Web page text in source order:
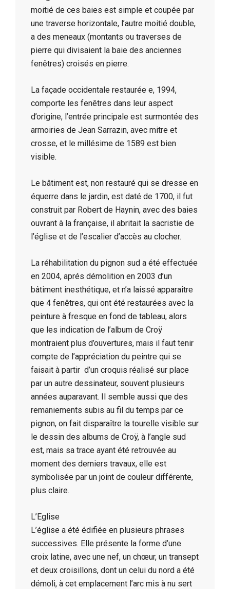
moitié de ces baies est simple et coupée par
une traverse horizontale, l’autre moitié double,
a des meneaux (montants ou traverses de
pierre qui divisaient la baie des anciennes
fenêtres) croisés en pierre.
La façade occidentale restaurée e, 1994,
comporte les fenêtres dans leur aspect
d’origine, l’entrée principale est surmontée des
armoiries de Jean Sarrazin, avec mitre et
crosse, et le millésime de 1589 est bien
visible.
Le bâtiment est, non restauré qui se dresse en
équerre dans le jardin, est daté de 1700, il fut
construit par Robert de Haynin, avec des baies
ouvrant à la française, il abritait la sacristie de
l’église et de l’escalier d’accès au clocher.
La réhabilitation du pignon sud a été effectuée
en 2004, aprés démolition en 2003 d’un
bâtiment inesthétique, et n’a laissé apparaître
que 4 fenêtres, qui ont été restaurées avec la
peinture à fresque en fond de tableau, alors
que les indication de l’album de Croÿ
montraient plus d’ouvertures, mais il faut tenir
compte de l’appréciation du peintre qui se
faisait à partir d’un croquis réalisé sur place
par un autre dessinateur, souvent plusieurs
années auparavant. Il semble aussi que des
remaniements subis au fil du temps par ce
pignon, on fait disparaître la tourelle visible sur
le dessin des albums de Croÿ, à l’angle sud
est, mais sa trace ayant été retrouvée au
moment des derniers travaux, elle est
symbolisée par un joint de couleur différente,
plus claire.
L’Eglise
L’église a été édifiée en plusieurs phrases
successives. Elle présente la forme d’une
croix latine, avec une nef, un chœur, un transept
et deux croisillons, dont un celui du nord a été
démoli, à cet emplacement l’arc mis à nu sert